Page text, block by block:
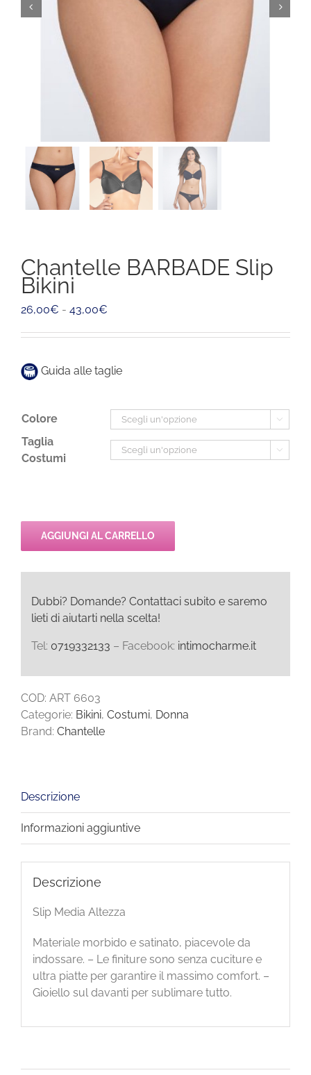
Chantelle BARBADE Slip
Bikini
26,00€ - 43,00€
prezzo:
26,00€
43,00€
Guida alle taglie
Colore 
Taglia
Costumi

AGGIUNGI AL CARRELLO
Dubbi? Domande? Contattaci subito e saremo
lieti di aiutarti nella scelta!
Tel: 0719332133 – Facebook: intimocharme.it
COD: ART 6603
Categorie: Bikini, Costumi, Donna
Brand: Chantelle
Descrizione
Informazioni aggiuntive
Descrizione
Slip Media Altezza
Materiale morbido e satinato, piacevole da
indossare. – Le finiture sono senza cuciture e
ultra piatte per garantire il massimo comfort. –
Gioiello sul davanti per sublimare tutto.